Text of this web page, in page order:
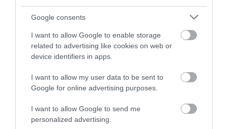
Google consents
I want to allow Google to enable storage
related to advertising like cookies on web or
device identifiers in apps.
I want to allow my user data to be sent to
Google for online advertising purposes.
I want to allow Google to send me
personalized advertising.
Keressük a legrondább autókat - Mazda
121